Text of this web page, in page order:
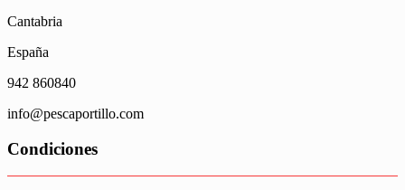
Cantabria
España
942 860840
info@pescaportillo.com
Condiciones